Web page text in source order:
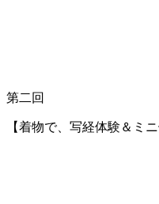
第二回
【着物で、写経体験＆ミ